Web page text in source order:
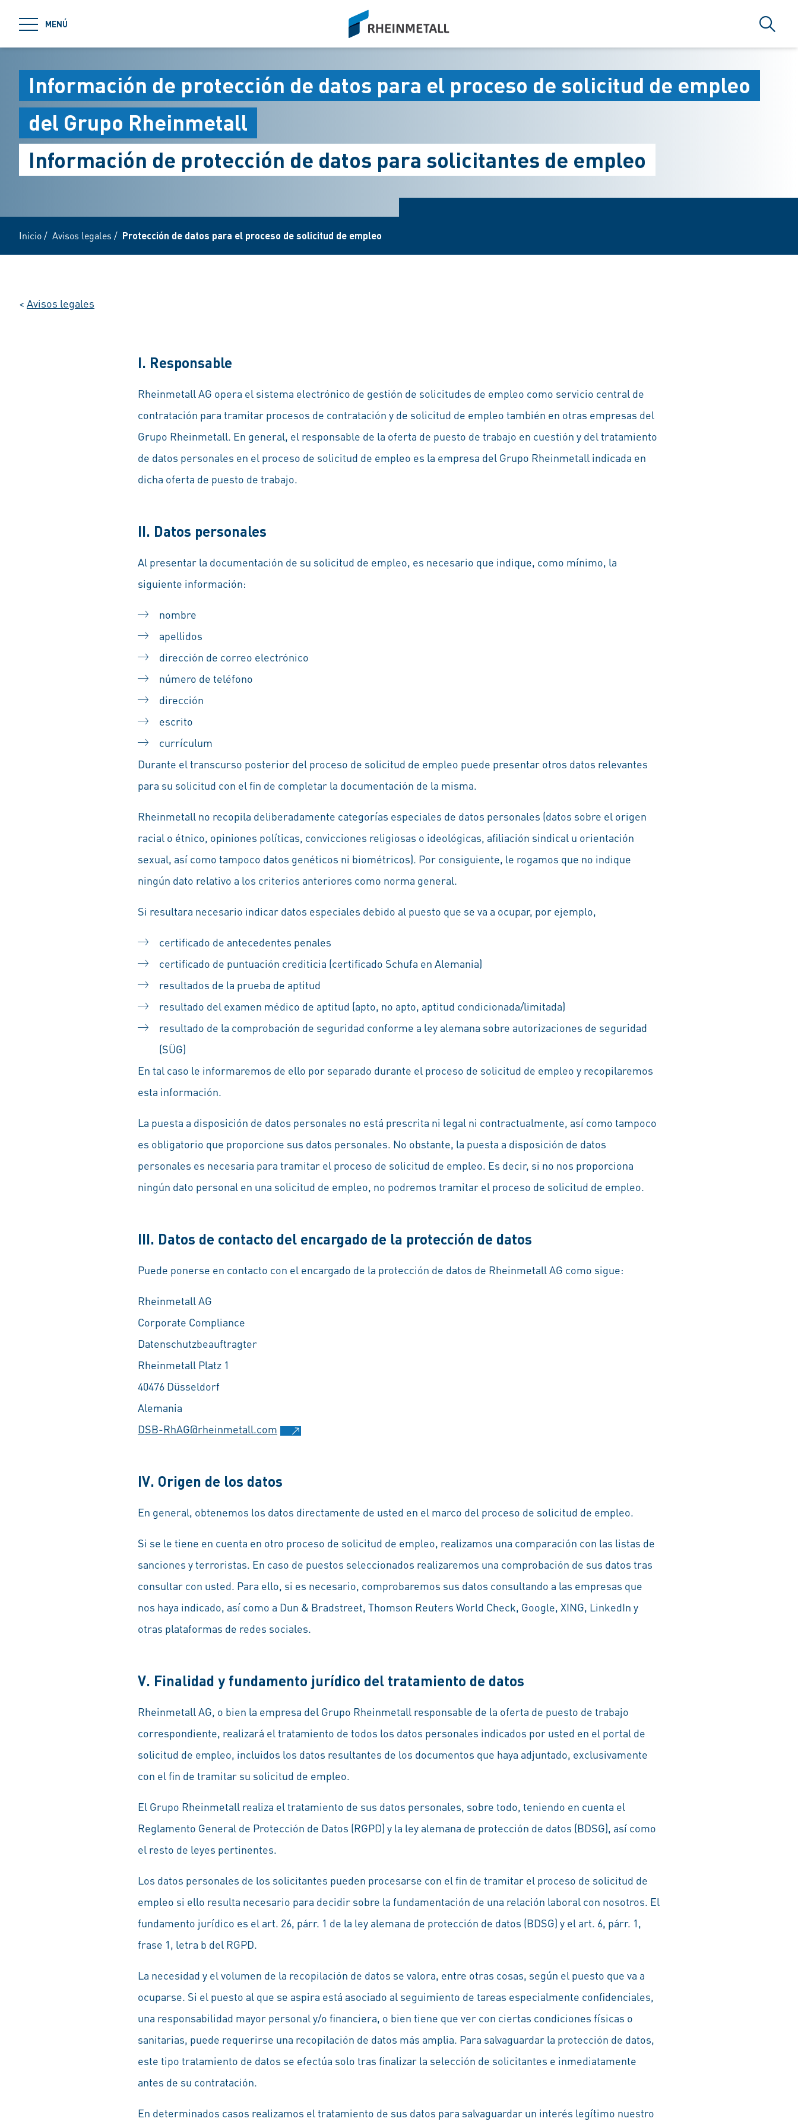
MENÚ
siteLogo
Información de protección de datos para el proceso de solicitud de empleo
del Grupo Rheinmetall
Información de protección de datos para solicitantes de empleo
Inicio/ Avisos legales / Protección de datos para el proceso de solicitud de empleo
< Avisos legales
I. Responsable
Rheinmetall AG opera el sistema electrónico de gestión de solicitudes de empleo como servicio central de
contratación para tramitar procesos de contratación y de solicitud de empleo también en otras empresas del
Grupo Rheinmetall. En general, el responsable de la oferta de puesto de trabajo en cuestión y del tratamiento
de datos personales en el proceso de solicitud de empleo es la empresa del Grupo Rheinmetall indicada en
dicha oferta de puesto de trabajo.
II. Datos personales
Al presentar la documentación de su solicitud de empleo, es necesario que indique, como mínimo, la
siguiente información:
nombre
apellidos
dirección de correo electrónico
número de teléfono
dirección
escrito
currículum
Durante el transcurso posterior del proceso de solicitud de empleo puede presentar otros datos relevantes
para su solicitud con el fin de completar la documentación de la misma.
Rheinmetall no recopila deliberadamente categorías especiales de datos personales (datos sobre el origen
racial o étnico, opiniones políticas, convicciones religiosas o ideológicas, afiliación sindical u orientación
sexual, así como tampoco datos genéticos ni biométricos). Por consiguiente, le rogamos que no indique
ningún dato relativo a los criterios anteriores como norma general.
Si resultara necesario indicar datos especiales debido al puesto que se va a ocupar, por ejemplo,
certificado de antecedentes penales
certificado de puntuación crediticia (certificado Schufa en Alemania)
resultados de la prueba de aptitud
resultado del examen médico de aptitud (apto, no apto, aptitud condicionada/limitada)
resultado de la comprobación de seguridad conforme a ley alemana sobre autorizaciones de seguridad
(SÜG)
En tal caso le informaremos de ello por separado durante el proceso de solicitud de empleo y recopilaremos
esta información.
La puesta a disposición de datos personales no está prescrita ni legal ni contractualmente, así como tampoco
es obligatorio que proporcione sus datos personales. No obstante, la puesta a disposición de datos
personales es necesaria para tramitar el proceso de solicitud de empleo. Es decir, si no nos proporciona
ningún dato personal en una solicitud de empleo, no podremos tramitar el proceso de solicitud de empleo.
III. Datos de contacto del encargado de la protección de datos
Puede ponerse en contacto con el encargado de la protección de datos de Rheinmetall AG como sigue:
Rheinmetall AG
Corporate Compliance
Datenschutzbeauftragter
Rheinmetall Platz 1
40476 Düsseldorf
Alemania
DSB-RhAG@rheinmetall.com
IV. Origen de los datos
En general, obtenemos los datos directamente de usted en el marco del proceso de solicitud de empleo.
Si se le tiene en cuenta en otro proceso de solicitud de empleo, realizamos una comparación con las listas de
sanciones y terroristas. En caso de puestos seleccionados realizaremos una comprobación de sus datos tras
consultar con usted. Para ello, si es necesario, comprobaremos sus datos consultando a las empresas que
nos haya indicado, así como a Dun & Bradstreet, Thomson Reuters World Check, Google, XING, LinkedIn y
otras plataformas de redes sociales.
V. Finalidad y fundamento jurídico del tratamiento de datos
Rheinmetall AG, o bien la empresa del Grupo Rheinmetall responsable de la oferta de puesto de trabajo
correspondiente, realizará el tratamiento de todos los datos personales indicados por usted en el portal de
solicitud de empleo, incluidos los datos resultantes de los documentos que haya adjuntado, exclusivamente
con el fin de tramitar su solicitud de empleo.
El Grupo Rheinmetall realiza el tratamiento de sus datos personales, sobre todo, teniendo en cuenta el
Reglamento General de Protección de Datos (RGPD) y la ley alemana de protección de datos (BDSG), así como
el resto de leyes pertinentes.
Los datos personales de los solicitantes pueden procesarse con el fin de tramitar el proceso de solicitud de
empleo si ello resulta necesario para decidir sobre la fundamentación de una relación laboral con nosotros. El
fundamento jurídico es el art. 26, párr. 1 de la ley alemana de protección de datos (BDSG) y el art. 6, párr. 1,
frase 1, letra b del RGPD.
La necesidad y el volumen de la recopilación de datos se valora, entre otras cosas, según el puesto que va a
ocuparse. Si el puesto al que se aspira está asociado al seguimiento de tareas especialmente confidenciales,
una responsabilidad mayor personal y/o financiera, o bien tiene que ver con ciertas condiciones físicas o
sanitarias, puede requerirse una recopilación de datos más amplia. Para salvaguardar la protección de datos,
este tipo tratamiento de datos se efectúa solo tras finalizar la selección de solicitantes e inmediatamente
antes de su contratación.
En determinados casos realizamos el tratamiento de sus datos para salvaguardar un interés legítimo nuestro